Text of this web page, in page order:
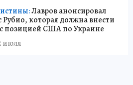
Лавров анонсировал
Рубио, которая должна внести
с позицией США по Украине
июля